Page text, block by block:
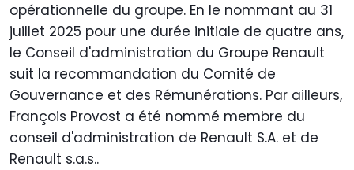
opérationnelle du groupe. En le nommant au 31
juillet 2025 pour une durée initiale de quatre ans,
le Conseil d'administration du Groupe Renault
suit la recommandation du Comité de
Gouvernance et des Rémunérations. Par ailleurs,
François Provost a été nommé membre du
conseil d'administration de Renault S.A. et de
Renault s.a.s..